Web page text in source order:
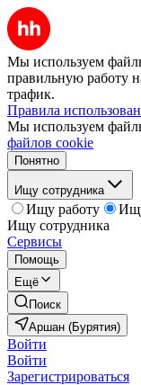
Мы используем
правильную работу
трафик.
Правила
Мы используем
файлов cookie
Понятно
Ищу сотрудника
Ищу работу
Ищу сотрудника
Сервисы
Помощь
Ещё
Поиск
Аршан (Бурятия)
Войти
Войти
Зарегистрироваться